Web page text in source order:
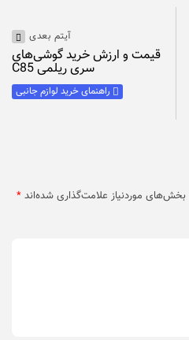
آیتم بعدی
قیمت و ارزش خرید گوشی‌های
سری ریلمی C85
راهنمای خرید لوازم جانبی
بخش‌های موردنیاز علامت‌گذاری شده‌اند *